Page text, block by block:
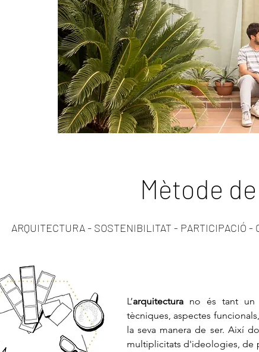
Mètode
ARQUITECTURA - SOSTENIBILITAT - PARTICIPACIÓ -
L’arquitectura no és tant un
tècniques, aspectes
la seva manera de ser. Així
multiplicitats d'ideologies, de